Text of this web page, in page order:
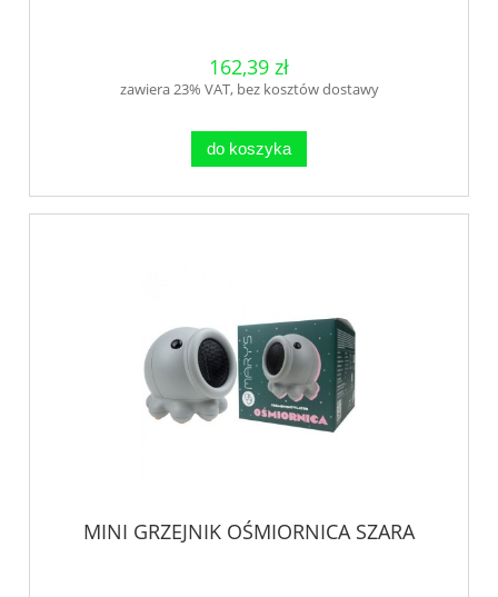
162,39 zł
zawiera 23% VAT, bez kosztów dostawy
do koszyka
MINI GRZEJNIK OŚMIORNICA SZARA